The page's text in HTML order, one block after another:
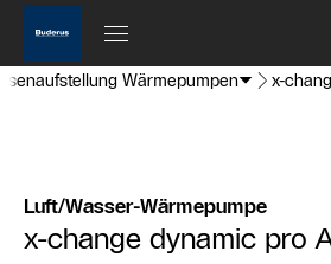
Wärmepumpen x-
Luft/Wasser-Wärmepumpe
x-change dynamic pro